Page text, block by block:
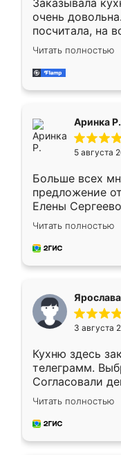
Заказывала
очень
посчитала, на
Замерщик
делу со всей
за день, ребята
Читать полностью
Аринка Р.
5 августа
Больше всех
предложение
Елены
короткие
для замера
предложил по
Читать полностью
Ярослава
3 августа
Кухню здесь
телеграмм.
Согласовали
недели кухня
довольны
мебель за
Читать полностью